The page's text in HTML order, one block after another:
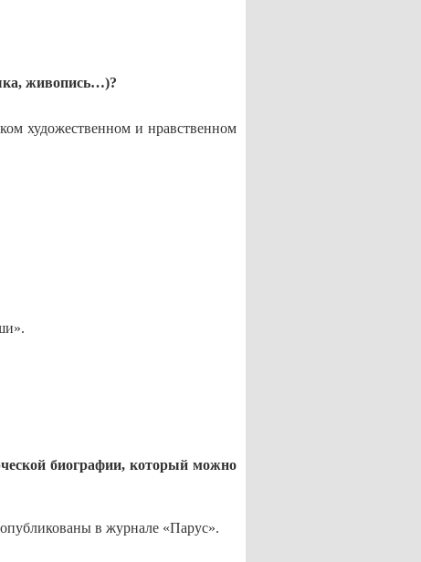
живопись…)?
художественном и нравственном
биографии, который можно
в журнале «Парус».